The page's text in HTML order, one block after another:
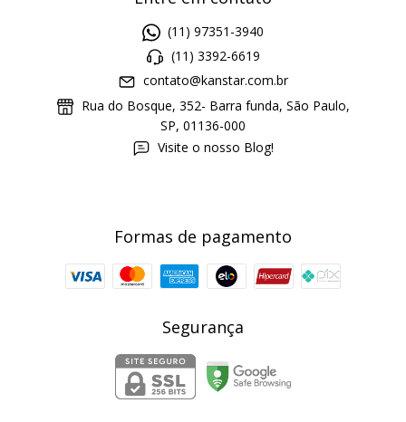
(11) 97351-3940
(11) 3392-6619
contato@kanstar.com.br
Rua do Bosque, 352- Barra funda, São Paulo,
SP, 01136-000
Visite o nosso Blog!
Formas de pagamento
Segurança